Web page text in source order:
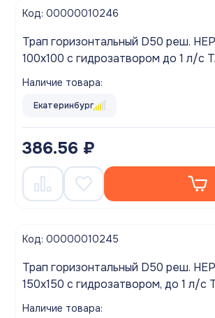
Код: 00000010246
Трап горизонтальный D50 реш.
100х100 с гидрозатвором до 1 л/
Наличие товара:
Екатеринбург
386.56 ₽
Код: 00000010245
Трап горизонтальный D50 реш.
150х150 с гидрозатвором, до 1 л/
Наличие товара: